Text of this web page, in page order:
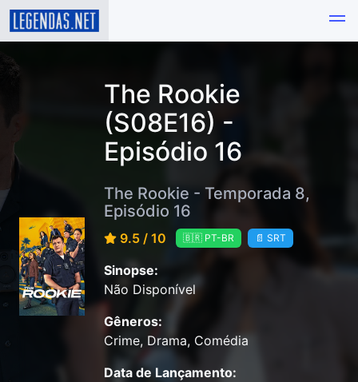
The Rookie
(S08E16) -
Episódio 16
The Rookie - Temporada 8,
Episódio 16
9.5 / 10 🇧🇷 PT-BR 📄 SRT
Sinopse:
Não Disponível
Gêneros:
Crime, Drama, Comédia
Data de Lançamento: